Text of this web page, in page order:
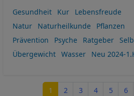
Gesundheit Kur
Lebensfreude
Natur
Naturheilkunde
Pflanzen
Prävention
Psyche Ratgeber
Übergewicht
Wasser Neu 2024-
Seite
1 Seite
2 Seite
3 Seite
4 Seite
5 6